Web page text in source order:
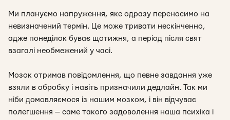
Ми плануємо напруження, яке одразу переносимо на
невизначений термін. Це може тривати нескінченно,
адже понеділок буває щотижня, а період після свят
взагалі необмежений у часі.
Мозок отримав повідомлення, що певне завдання уже
взяли в обробку і навіть призначили дедлайн. Так ми
ніби домовляємося із нашим мозком, і він відчуває
полегшення — саме такого задоволення наша психіка і